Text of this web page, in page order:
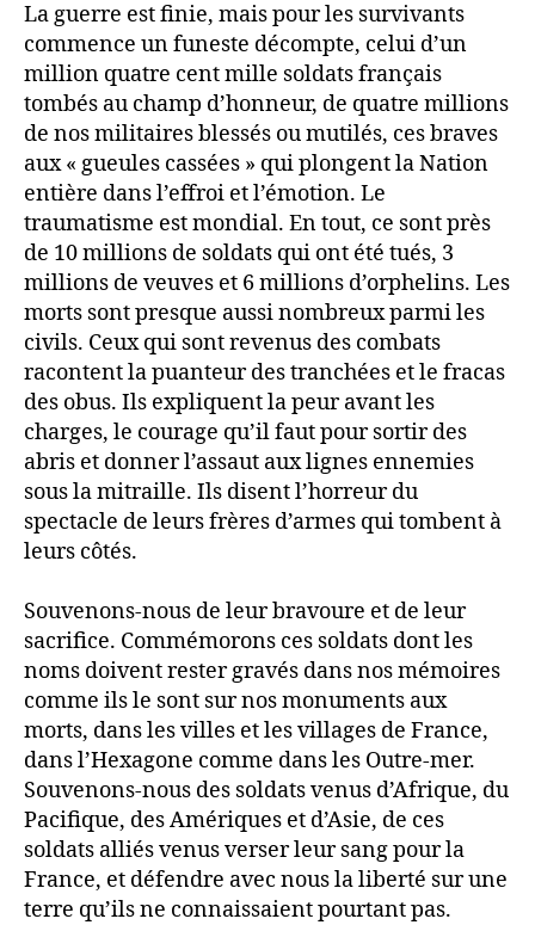
La guerre est finie, mais pour les survivants
commence un funeste décompte, celui d’un
million quatre cent mille soldats français
tombés au champ d’honneur, de quatre millions
de nos militaires blessés ou mutilés, ces braves
aux « gueules cassées » qui plongent la Nation
entière dans l’effroi et l’émotion. Le
traumatisme est mondial. En tout, ce sont près
de 10 millions de soldats qui ont été tués, 3
millions de veuves et 6 millions d’orphelins. Les
morts sont presque aussi nombreux parmi les
civils. Ceux qui sont revenus des combats
racontent la puanteur des tranchées et le fracas
des obus. Ils expliquent la peur avant les
charges, le courage qu’il faut pour sortir des
abris et donner l’assaut aux lignes ennemies
sous la mitraille. Ils disent l’horreur du
spectacle de leurs frères d’armes qui tombent à
leurs côtés.
Souvenons-nous de leur bravoure et de leur
sacrifice. Commémorons ces soldats dont les
noms doivent rester gravés dans nos mémoires
comme ils le sont sur nos monuments aux
morts, dans les villes et les villages de France,
dans l’Hexagone comme dans les Outre-mer.
Souvenons-nous des soldats venus d’Afrique, du
Pacifique, des Amériques et d’Asie, de ces
soldats alliés venus verser leur sang pour la
France, et défendre avec nous la liberté sur une
terre qu’ils ne connaissaient pourtant pas.